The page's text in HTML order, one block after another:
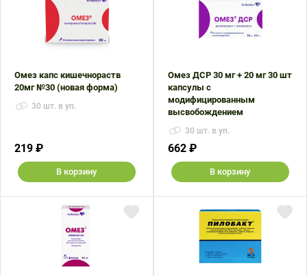
Омез капс кишечнораств
20мг №30 (новая форма)
30 шт. в уп.
219 ₽
В корзину
Омез ДСР 30 мг + 20 мг 30 шт
капсулы с
модифицированным
высвобождением
30 шт. в уп.
662 ₽
В корзину